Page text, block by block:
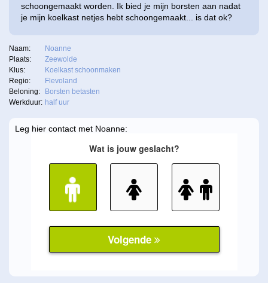
schoongemaakt worden. Ik bied je mijn borsten aan nadat
je mijn koelkast netjes hebt schoongemaakt... is dat ok?
Naam:
Noanne
Plaats:
Zeewolde
Klus:
Koelkast schoonmaken
Regio:
Flevoland
Beloning:
Borsten betasten
Werkduur: half uur
Leg hier contact met Noanne: